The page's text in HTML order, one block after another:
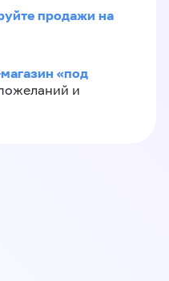
продажи на
«‎под
и